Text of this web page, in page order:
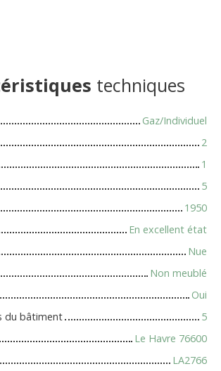
techniques
Gaz/Individuel
2
1
5
1950
En excellent état
Nue
Non meublé
Oui
du bâtiment
5
Le Havre 76600
LA2766